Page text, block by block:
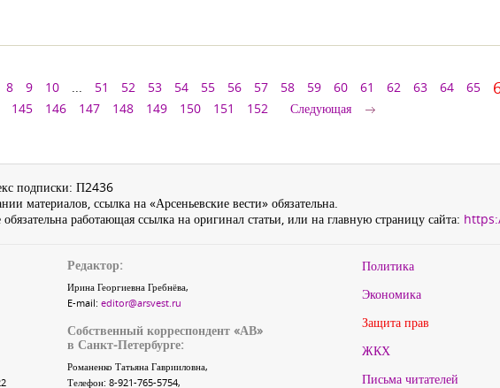
8 9 10 ... 51 52 53 54 55 56 57 58 59 60 61 62 63 64 65
145 146 147 148 149 150 151 152 Следующая
подписки: П2436
материалов, ссылка на «Арсеньевские вести» обязательна.
работающая ссылка на оригинал статьи, или на главную страницу сайта:
Редактор:
Ирина Георгиевна Гребнёва,
E-mail: editor@arsvest.ru
Собственный корреспондент «АВ»
в Санкт-Петербурге:
Романенко Татьяна Гаврииловна,
Телефон: 8-921-765-5754,
Политика
Экономика
Защита прав
ЖКХ
Письма читателей